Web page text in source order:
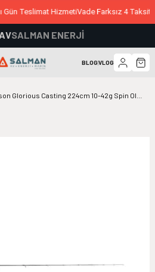
Gün Teslimat HizmetiVade Farksız 4 Taksit
SALMAN ENERJİ
BLOG|VLOG